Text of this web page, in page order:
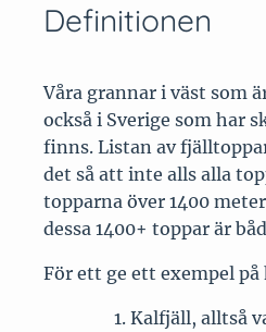
Definitionen
Våra grannar i väst som
också i Sverige som har
finns. Listan av
det så att inte alls alla
topparna över 1400
dessa 1400+ toppar är
För ett ge ett exempel
Kalfjäll, alltså